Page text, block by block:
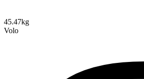
45.47kg
Volo